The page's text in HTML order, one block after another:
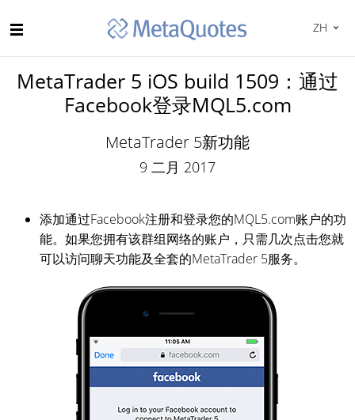
ZH
MetaTrader 5 iOS build 1509：通过
Facebook登录MQL5.com
MetaTrader 5新功能
9 二月 2017
添加通过Facebook注册和登录您的MQL5.com账户的功
能。如果您拥有该群组网络的账户，只需几次点击您就
可以访问聊天功能及全套的MetaTrader 5服务。